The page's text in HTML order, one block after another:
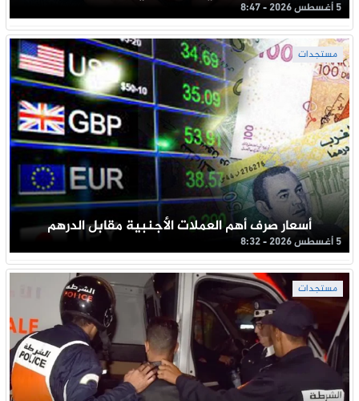
5 أغسطس 2026 - 8:47
مستجدات
أسعار صرف أهم العملات الأجنبية مقابل الدرهم
5 أغسطس 2026 - 8:32
مستجدات